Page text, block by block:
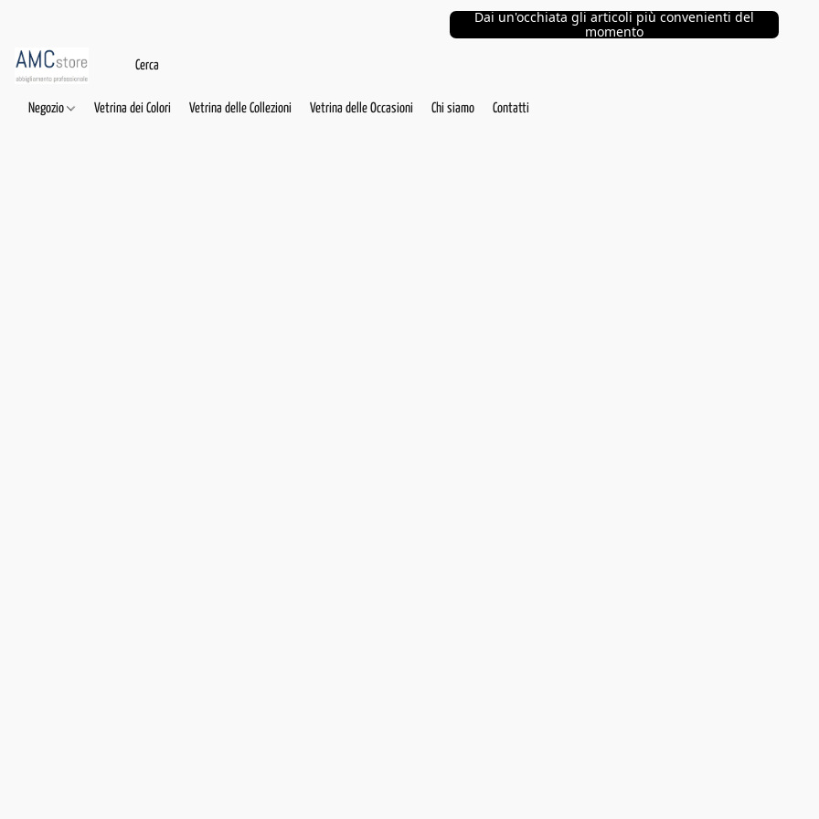
Dai un'occhiata gli articoli più convenienti del
momento
Negozio Vetrina dei Colori Vetrina delle Collezioni Vetrina delle Occasioni Chi siamo Contatti